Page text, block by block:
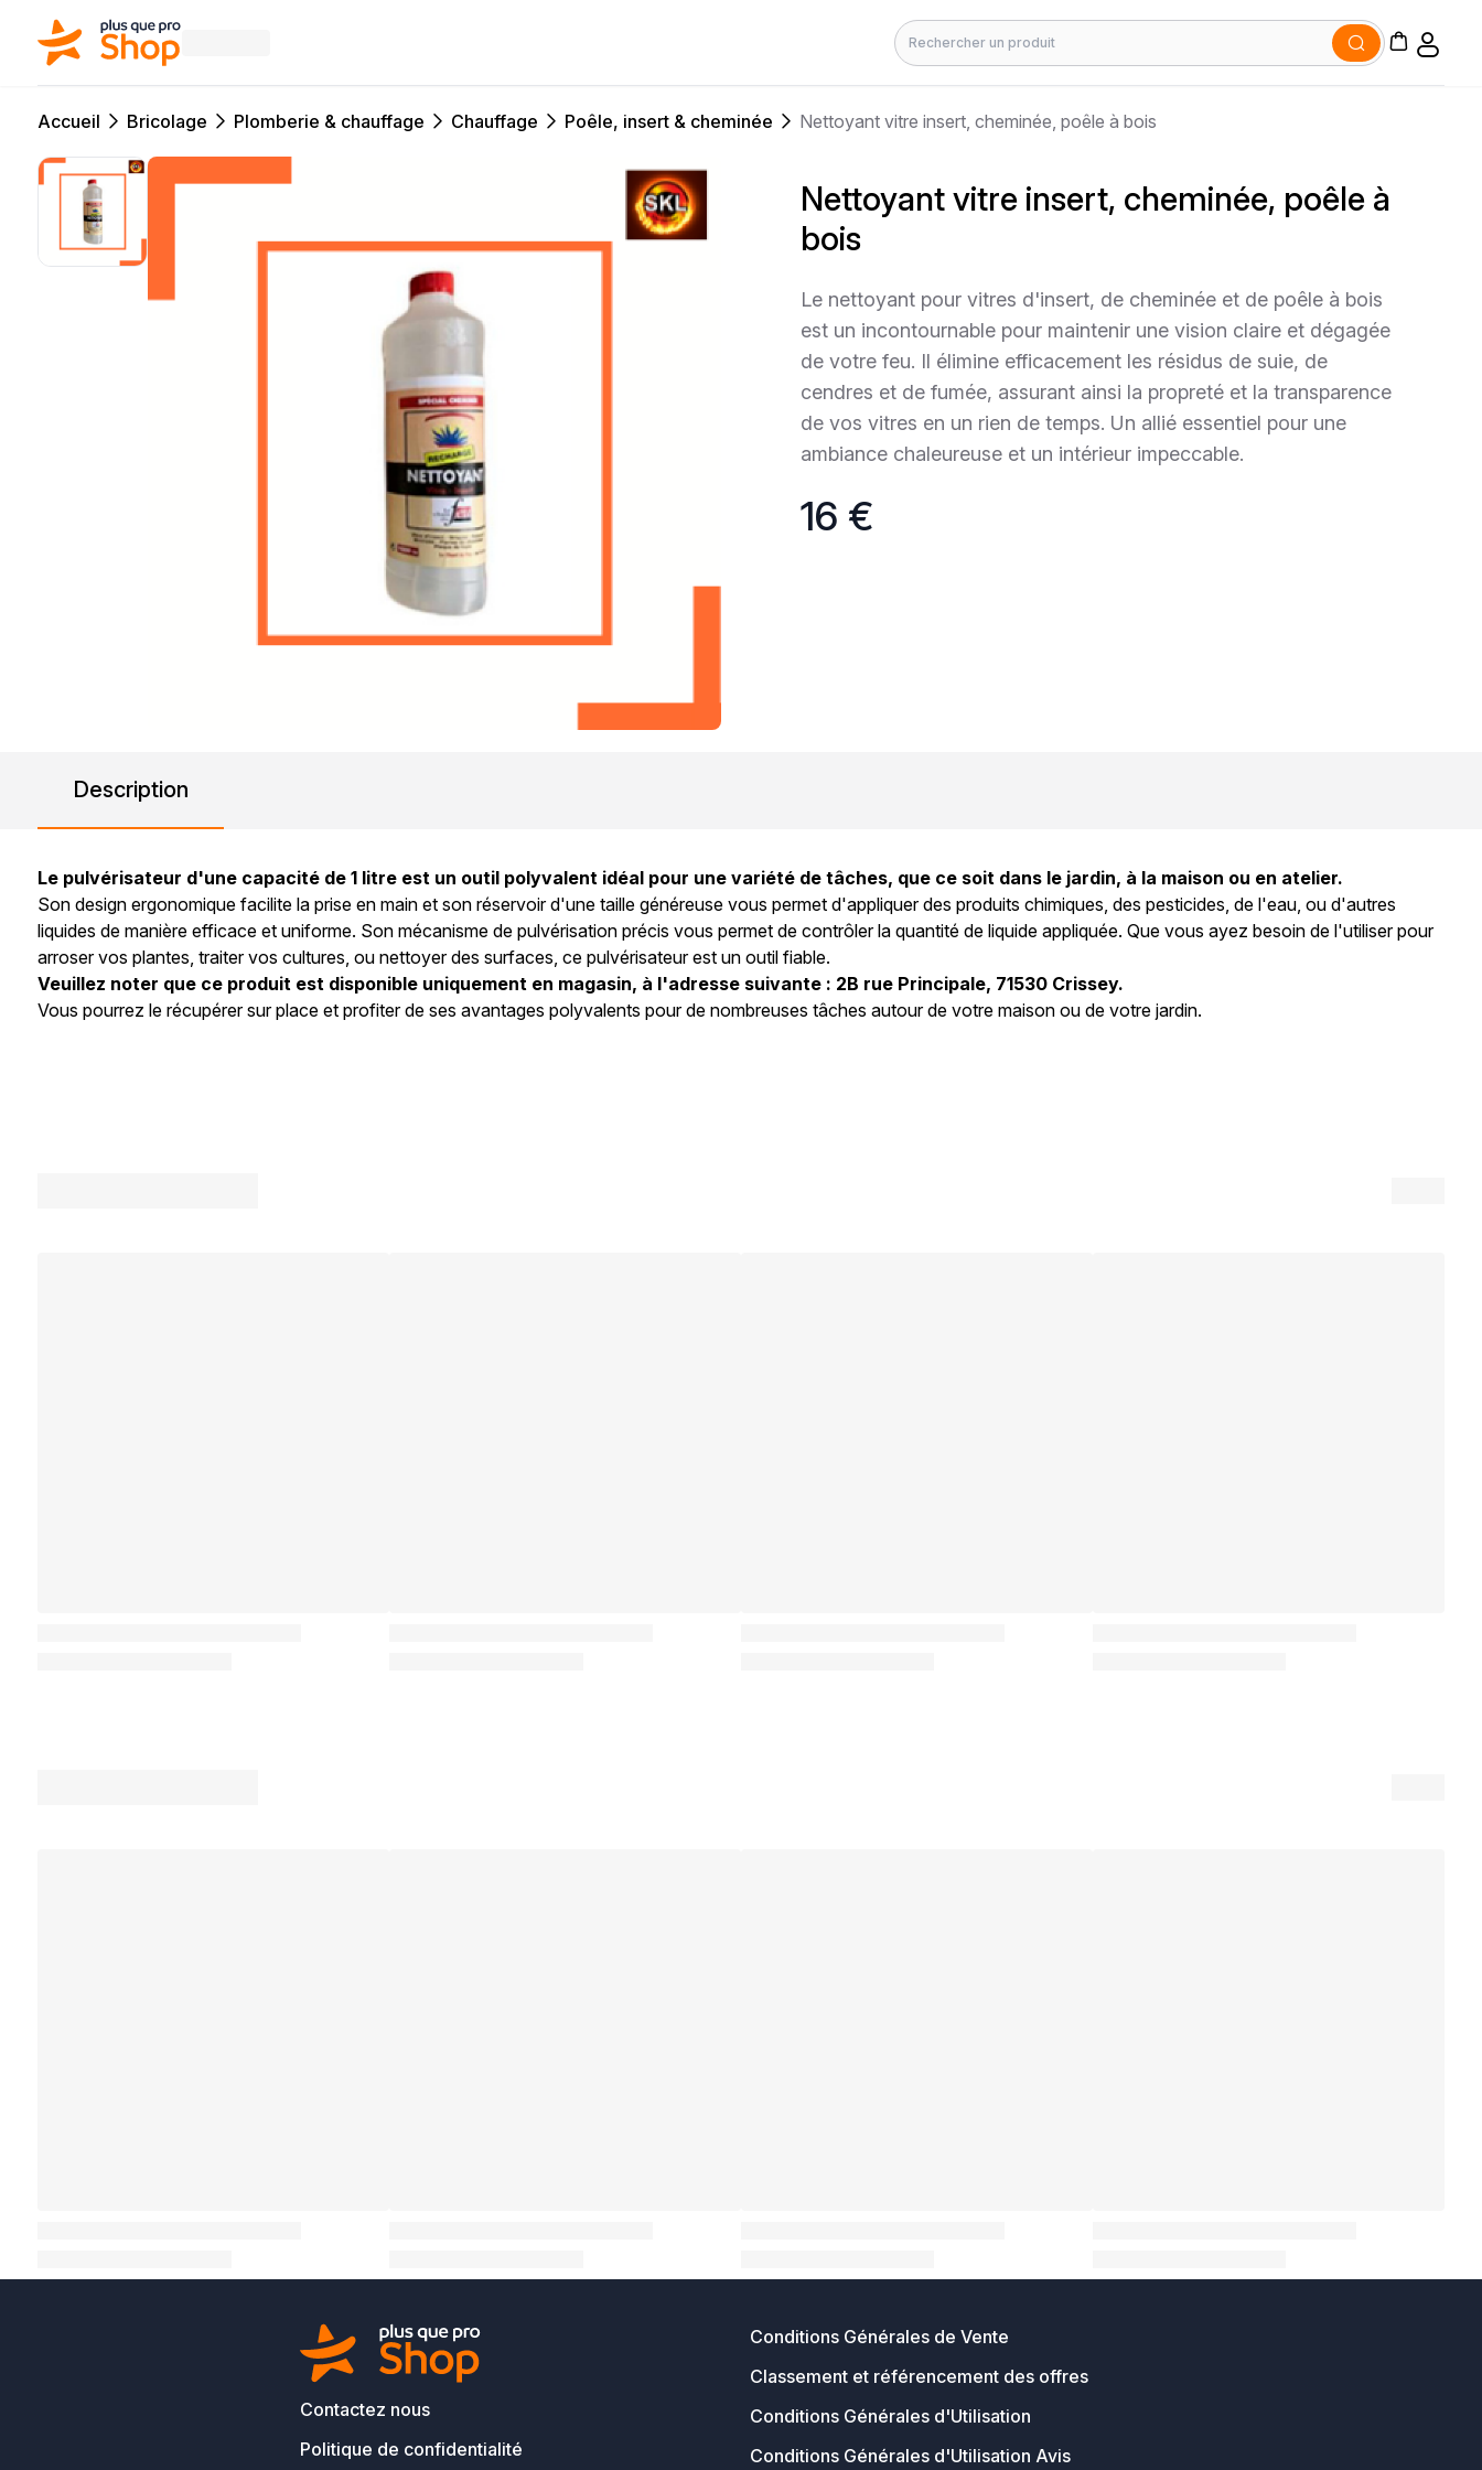
Rechercher
Accueil Bricolage Plomberie & chauffage Chauffage Poêle, insert & cheminée Nettoyant vitre insert, cheminée, poêle à bois
Nettoyant vitre insert, cheminée, poêle à
bois
Le nettoyant pour vitres d'insert, de cheminée et de poêle à bois
est un incontournable pour maintenir une vision claire et dégagée
de votre feu. Il élimine efficacement les résidus de suie, de
cendres et de fumée, assurant ainsi la propreté et la transparence
de vos vitres en un rien de temps. Un allié essentiel pour une
ambiance chaleureuse et un intérieur impeccable.
16 €
Description
Le pulvérisateur d'une capacité de 1 litre est un outil polyvalent idéal pour une variété de tâches, que ce soit dans le jardin, à la maison ou en atelier.
Son design ergonomique facilite la prise en main et son réservoir d'une taille généreuse vous permet d'appliquer des produits chimiques, des pesticides, de l'eau, ou d'autres
liquides de manière efficace et uniforme. Son mécanisme de pulvérisation précis vous permet de contrôler la quantité de liquide appliquée. Que vous ayez besoin de l'utiliser pour
arroser vos plantes, traiter vos cultures, ou nettoyer des surfaces, ce pulvérisateur est un outil fiable.
Veuillez noter que ce produit est disponible uniquement en magasin, à l'adresse suivante : 2B rue Principale, 71530 Crissey.
Vous pourrez le récupérer sur place et profiter de ses avantages polyvalents pour de nombreuses tâches autour de votre maison ou de votre jardin.
Contactez nous
Politique de confidentialité
Conditions Générales de Vente
Classement et référencement des offres
Conditions Générales d'Utilisation
Conditions Générales d'Utilisation Avis